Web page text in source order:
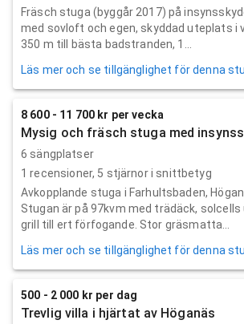
Fräsch stuga (byggår 2017) på
med sovloft och egen, skyddad uteplats i
350 m till bästa badstranden, 1...
Läs mer och se tillgänglighet för denna
8 600 - 11 700 kr per vecka
Mysig och fräsch stuga med
6 sängplatser
1 recensioner, 5 stjärnor i snittbetyg
Avkopplande stuga i Farhultsbaden,
Stugan är på 97kvm med trädäck,
grill till ert förfogande. Stor gräsmatta...
Läs mer och se tillgänglighet för denna
500 - 2 000 kr per dag
Trevlig villa i hjärtat av Höganäs